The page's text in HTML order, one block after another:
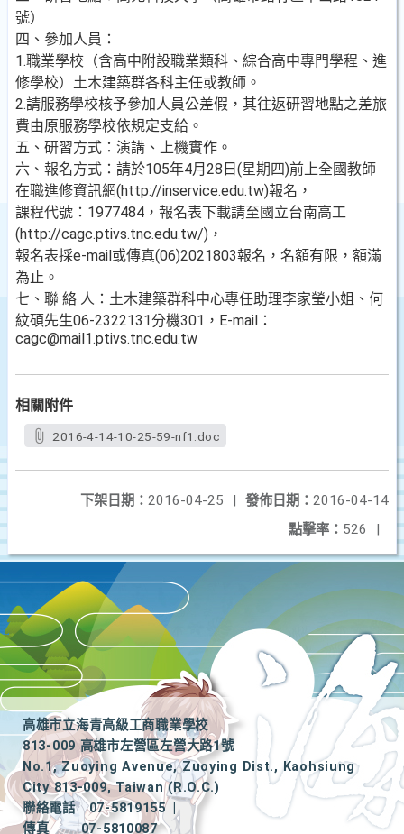
號）
四、參加人員：
1.職業學校（含高中附設職業類科、綜合高中專門學程、進
修學校）土木建築群各科主任或教師。
2.請服務學校核予參加人員公差假，其往返研習地點之差旅
費由原服務學校依規定支給。
五、研習方式：演講、上機實作。
六、報名方式：請於105年4月28日(星期四)前上全國教師
在職進修資訊網(http://inservice.edu.tw)報名，
課程代號：1977484，報名表下載請至國立台南高工
(http://cagc.ptivs.tnc.edu.tw/)，
報名表採e-mail或傳真(06)2021803報名，名額有限，額滿
為止。
七、聯 絡 人：土木建築群科中心專任助理李家瑩小姐、何
紋碩先生06-2322131分機301，E-mail：
cagc@mail1.ptivs.tnc.edu.tw
相關附件
2016-4-14-10-25-59-nf1.doc
發佈日期： 2016-04-14
下架日期： 2016-04-25
|
點擊率： 526 |
高雄市立海青高級工商職業學校
813-009 高雄市左營區左營大路1號
No.1, Zuoying Avenue, Zuoying Dist., Kaohsiung
City 813-009, Taiwan (R.O.C.)
聯絡電話
07-5819155
|
傳真
07-5810087